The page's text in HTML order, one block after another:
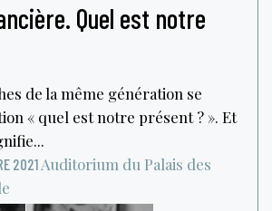
Quel est notre
de la même génération se
« quel est notre présent ? ». Et
2021 Auditorium du Palais des